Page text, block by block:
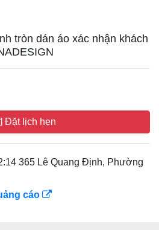
tròn dán áo xác nhận khách
Đặt lịch hẹn
365 Lê Quang Định, Phường
cáo